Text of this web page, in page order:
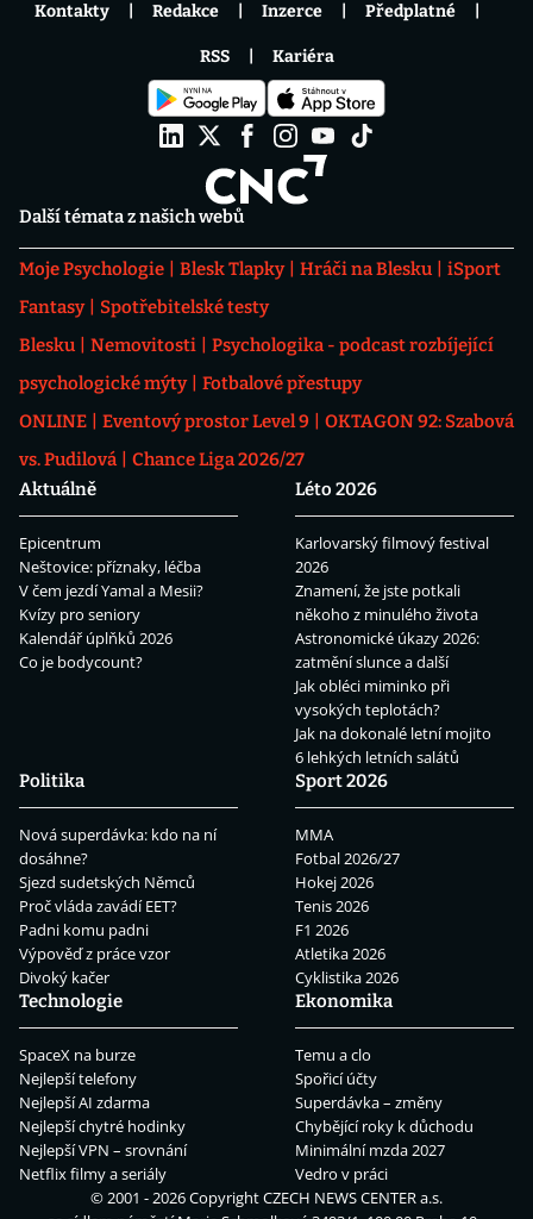
Další témata z našich webů
Moje Psychologie Blesk Tlapky Hráči na Blesku
iSport
Fantasy
Spotřebitelské testy
Blesku
Nemovitosti
Psychologika - podcast rozbíjející
psychologické mýty
Fotbalové přestupy
ONLINE
Eventový prostor Level 9
OKTAGON 92: Szabová
vs. Pudilová
Chance Liga 2026/27
Aktuálně
Epicentrum
Neštovice: příznaky, léčba
V čem jezdí Yamal a Mesii?
Kvízy pro seniory
Kalendář úplňků 2026
Co je bodycount?
Léto 2026
Karlovarský filmový festival
2026
Znamení, že jste potkali
někoho z minulého života
Astronomické úkazy 2026:
zatmění slunce a další
Jak obléci miminko při
vysokých teplotách?
Jak na dokonalé letní mojito
6 lehkých letních salátů
Politika
Nová superdávka: kdo na ní
dosáhne?
Sjezd sudetských Němců
Proč vláda zavádí EET?
Padni komu padni
Výpověď z práce vzor
Divoký kačer
Sport 2026
MMA
Fotbal 2026/27
Hokej 2026
Tenis 2026
F1 2026
Atletika 2026
Cyklistika 2026
Technologie
SpaceX na burze
Nejlepší telefony
Nejlepší AI zdarma
Nejlepší chytré hodinky
Nejlepší VPN – srovnání
Netflix filmy a seriály
Ekonomika
Temu a clo
Spořicí účty
Superdávka – změny
Chybějící roky k důchodu
Minimální mzda 2027
Vedro v práci
Kontakty Redakce Inzerce Předplatné
RSS Kariéra
© 2001 - 2026 CopyrightCZECH NEWS CENTER a.s.